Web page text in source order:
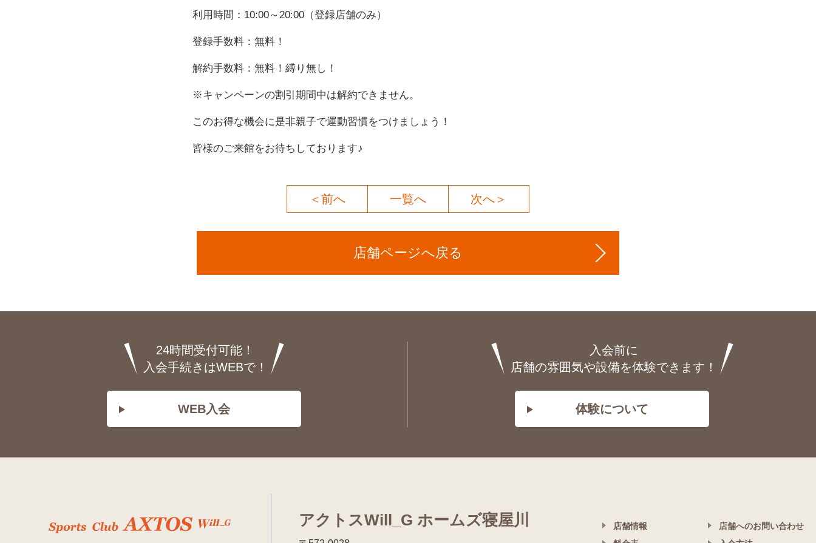
利用時間：10:00～20:00（登録店舗のみ）
登録手数料：無料！
解約手数料：無料！縛り無し！
※キャンペーンの割引期間中は解約できません。
このお得な機会に是非親子で運動習慣をつけましょう！
皆様のご来館をお待ちしております♪
＜前へ 一覧へ 次へ＞
店舗ページへ戻る
24時間受付可能！
入会手続きはWEBで！
WEB入会
入会前に
店舗の雰囲気や設備を体験できます！
体験について
アクトスWill_G ホームズ寝屋川
店舗情報
店舗へのお問い合わせ